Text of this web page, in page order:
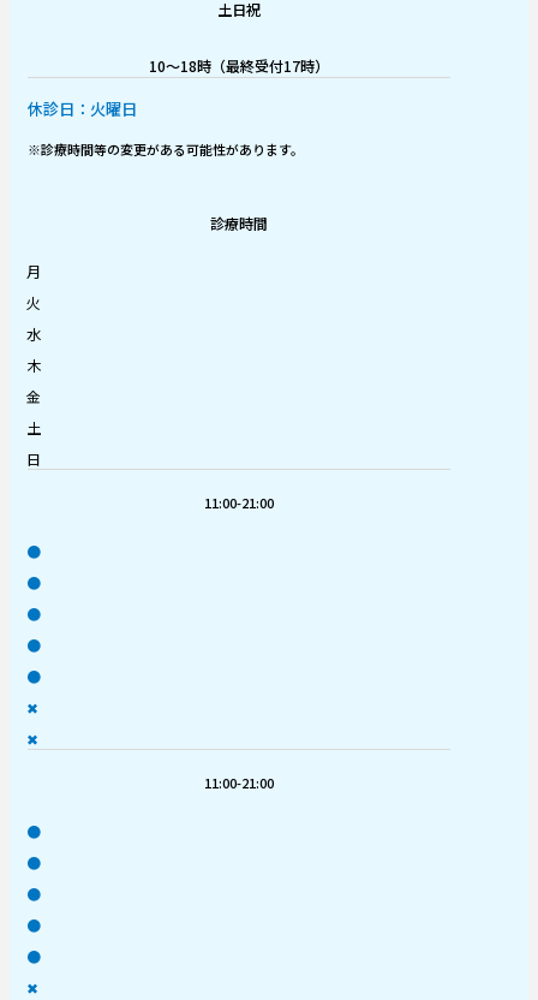
土日祝
10～18時（最終受付17時）
休診日：火曜日
※診療時間等の変更がある可能性があります。
診療時間
月
火
水
木
金
土
日
11:00-21:00
●
●
●
●
●
✖
✖
11:00-21:00
●
●
●
●
●
✖